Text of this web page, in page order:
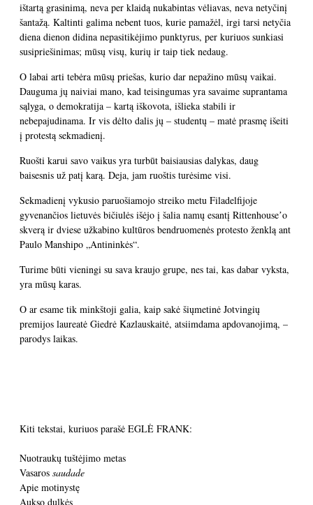
ištartą grasinimą, neva per klaidą nukabintas vėliavas, neva netyčinį
šantažą. Kaltinti galima nebent tuos, kurie pamažėl, irgi tarsi netyčia
diena dienon didina nepasitikėjimo punktyrus, per kuriuos sunkiasi
susipriešinimas; mūsų visų, kurių ir taip tiek nedaug.
O labai arti tebėra mūsų priešas, kurio dar nepažino mūsų vaikai.
Dauguma jų naiviai mano, kad teisingumas yra savaime suprantama
sąlyga, o demokratija – kartą iškovota, išlieka stabili ir
nebepajudinama. Ir vis dėlto dalis jų – studentų – matė prasmę išeiti
į protestą sekmadienį.
Ruošti karui savo vaikus yra turbūt baisiausias dalykas, daug
baisesnis už patį karą. Deja, jam ruoštis turėsime visi.
Sekmadienį vykusio paruošiamojo streiko metu Filadelfijoje
gyvenančios lietuvės bičiulės išėjo į šalia namų esantį Rittenhouseʼo
skverą ir dviese užkabino kultūros bendruomenės protesto ženklą ant
Paulo Manshipo „Antininkės“.
Turime būti vieningi su sava kraujo grupe, nes tai, kas dabar vyksta,
yra mūsų karas.
O ar esame tik minkštoji galia, kaip sakė šiųmetinė Jotvingių
premijos laureatė Giedrė Kazlauskaitė, atsiimdama apdovanojimą, –
parodys laikas.
Kiti tekstai, kuriuos parašė EGLĖ FRANK:
Nuotraukų tuštėjimo metas
Vasaros saudade
Apie motinystę
Aukso dulkės